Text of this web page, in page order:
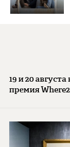
19 и 20
премия